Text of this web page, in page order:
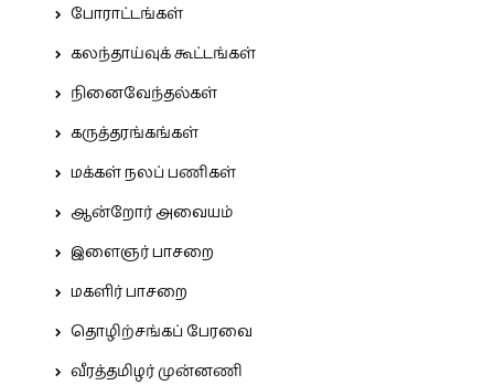
போராட்டங்கள்
கலந்தாய்வுக் கூட்டங்கள்
நினைவேந்தல்கள்
கருத்தரங்கங்கள்
மக்கள் நலப் பணிகள்
ஆன்றோர் அவையம்
இளைஞர் பாசறை
மகளிர் பாசறை
தொழிற்சங்கப் பேரவை
வீரத்தமிழர் முன்னணி